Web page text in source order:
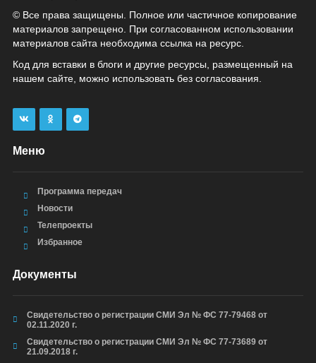
© Все права защищены. Полное или частичное копирование
материалов запрещено. При согласованном использовании
материалов сайта необходима ссылка на ресурс.
Код для вставки в блоги и другие ресурсы, размещенный на
нашем сайте, можно использовать без согласования.
Меню
Программа передач
Новости
Телепроекты
Избранное
Документы
Свидетельство о регистрации СМИ Эл № ФС 77-79468 от
02.11.2020 г.
Свидетельство о регистрации СМИ Эл № ФС 77-73689 от
21.09.2018 г.